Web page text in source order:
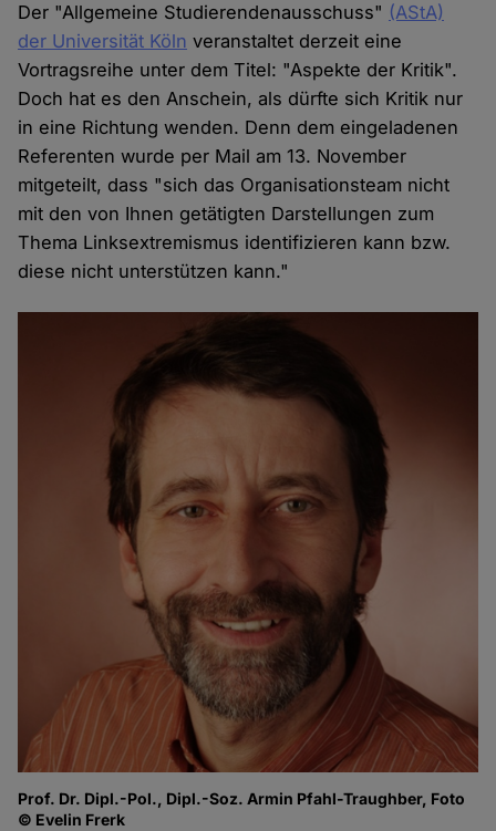
Der "Allgemeine Studierendenausschuss" (AStA)
der Universität Köln veranstaltet derzeit eine
Vortragsreihe unter dem Titel: "Aspekte der Kritik".
Doch hat es den Anschein, als dürfte sich Kritik nur
in eine Richtung wenden. Denn dem eingeladenen
Referenten wurde per Mail am 13. November
mitgeteilt, dass "sich das Organisationsteam nicht
mit den von Ihnen getätigten Darstellungen zum
Thema Linksextremismus identifizieren kann bzw.
diese nicht unterstützen kann."
Prof. Dr. Dipl.-Pol., Dipl.-Soz. Armin Pfahl-Traughber, Foto
© Evelin Frerk